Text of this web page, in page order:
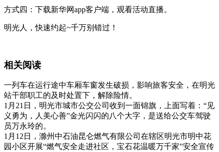
方式四：下载新华网app客户端，观看活动直播。
明光人，快速约起~千万别错过！
相关阅读
一列车在运行途中车厢车窗发生破损，影响旅客安全，在明光
站干部职工的及时处置下，解除险情。
1月21日，明光市城市公交公司收到一面锦旗，上面写着：“见
义勇为，人美心善”金光闪闪的八个大字，是送给公交车驾驶
员万永玲的。
1月12日，滁州中石油昆仑燃气有限公司在辖区明光市明中花
园小区开展“燃气安全走进社区，宝石花温暖万千家”安全宣传